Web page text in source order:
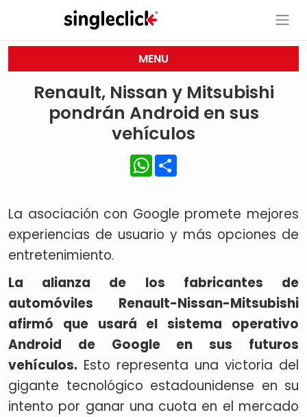
MENU
Renault, Nissan y Mitsubishi
pondrán Android en sus
vehículos
WhatsApp
La asociación con Google promete mejores
experiencias de usuario y más opciones de
entretenimiento.
La alianza de los fabricantes de
automóviles Renault-Nissan-Mitsubishi
afirmó que usará el sistema operativo
Android de Google en sus futuros
vehículos. Esto representa una victoria del
gigante tecnológico estadounidense en su
intento por ganar una cuota en el mercado